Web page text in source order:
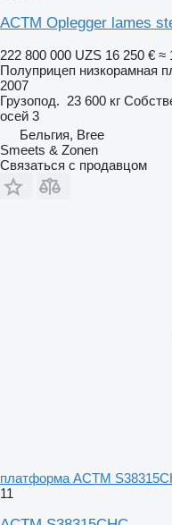
ACTM Oplegger lames
222 800 000 UZS 16 250 € ≈
Полуприцеп низкорамная
2007
Грузопод. 23 600 кг
осей 3
Бельгия, Bree
Smeets & Zonen
Связаться с продавцом
платформа ACTM
11